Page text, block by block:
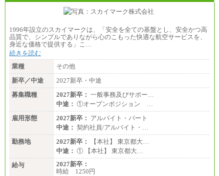
1996年設立のスカイマークは、「安全を全ての基盤とし、安全かつ高
品質で、シンプルでありながら心のこもった快適な航空サービスを、
身近な価格で提供する」こ…
続きを読む
業種
その他
新卒／中途
2027新卒・中途
募集職種
2027新卒： 一般事務及びサポー…
中途： ①オープンポジション …
雇用形態
2027新卒： アルバイト・パート
中途： 契約社員/アルバイト・…
勤務地
2027新卒：
【本社】 東京都大…
中途： ① 【本社】 東京都大…
給与
2027新卒：
時給 1250円